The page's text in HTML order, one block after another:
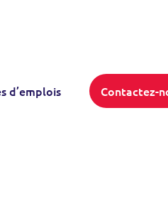
d’emplois Contactez-